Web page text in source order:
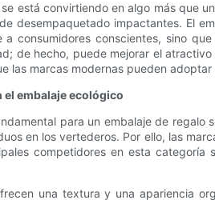
está convirtiendo en algo más que
desempaquetado impactantes. El
a consumidores conscientes, sino
de hecho, puede mejorar el
las marcas modernas pueden
embalaje ecológico
para un embalaje de
en los vertederos. Por ello, las
competidores en esta
una textura y una apariencia